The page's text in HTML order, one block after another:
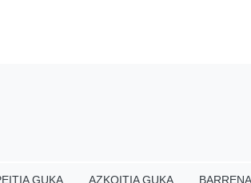
GUKA AZKOITIA GUKA BARRENA